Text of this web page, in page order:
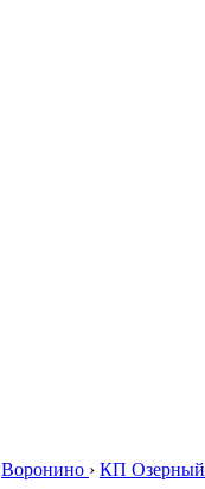
Воронино › КП Озерный